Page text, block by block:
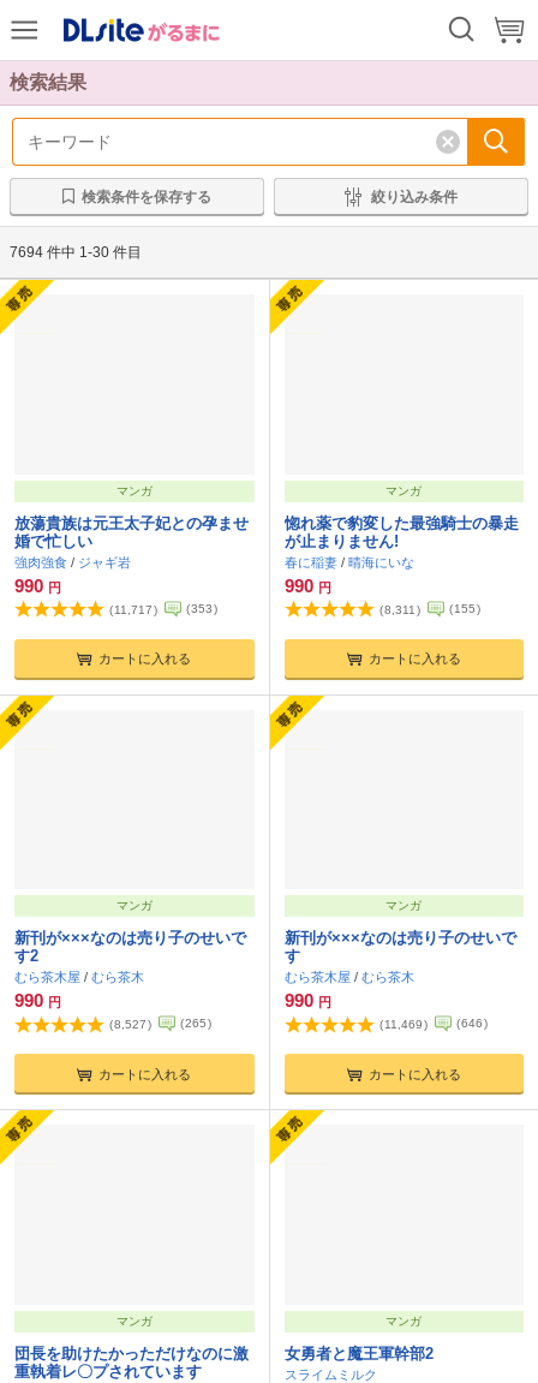
検索結果
検索条件を保存する 絞り込み条件
7694 件中 1-30 件目
マンガ
放蕩貴族は元王太子妃との孕ませ
婚で忙しい
強肉強食 / ジャギ岩
990 円
(11,717) (353)
カートに入れる
マンガ
惚れ薬で豹変した最強騎士の暴走
が止まりません!
春に稲妻 / 晴海にいな
990 円
(8,311 ) ( 155)
カートに入れる
マンガ
新刊が×××なのは売り子のせいで
す2
むら茶木屋 / むら茶木
990 円
(8,527) (265)
カートに入れる
マンガ
新刊が×××なのは売り子のせいで
す
むら茶木屋 / むら茶木
990 円
(11,469) (646)
カートに入れる
マンガ
団長を助けたかっただけなのに激
重執着レ〇プされています
マンガ
女勇者と魔王軍幹部2
スライムミルク
次